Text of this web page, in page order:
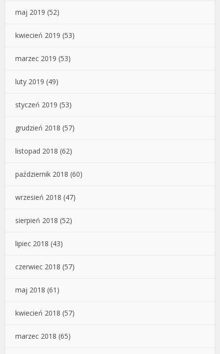
maj 2019 (52)
kwiecień 2019 (53)
marzec 2019 (53)
luty 2019 (49)
styczeń 2019 (53)
grudzień 2018 (57)
listopad 2018 (62)
październik 2018 (60)
wrzesień 2018 (47)
sierpień 2018 (52)
lipiec 2018 (43)
czerwiec 2018 (57)
maj 2018 (61)
kwiecień 2018 (57)
marzec 2018 (65)